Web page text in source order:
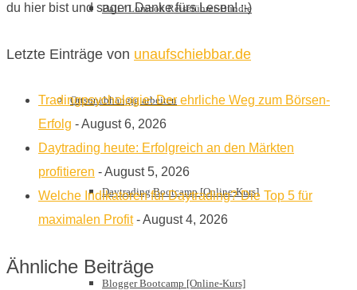
Bali / Lombok Reiseführer-Bundle
Ortsunabhängig arbeiten
Daytrading Bootcamp [Online-Kurs]
Blogger Bootcamp [Online-Kurs]
du hier bist und sagen Danke fürs Lesen! :-)
Letzte Einträge von unaufschiebbar.de
Tradingpsychologie: Der ehrliche Weg zum Börsen-
Erfolg - August 6, 2026
Daytrading heute: Erfolgreich an den Märkten
profitieren - August 5, 2026
Welche Indikatoren für Daytrading? Die Top 5 für
maximalen Profit- August 4, 2026
Ähnliche Beiträge